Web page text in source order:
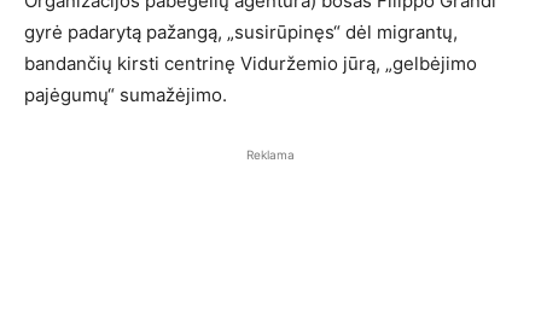
gyrė padarytą pažangą, „susirūpinęs“ dėl migrantų,
bandančių kirsti centrinę Viduržemio jūrą, „gelbėjimo
pajėgumų“ sumažėjimo.
Reklama